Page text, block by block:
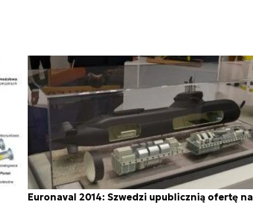
Euronaval 2014: Szwedzi upublicznią ofertę na